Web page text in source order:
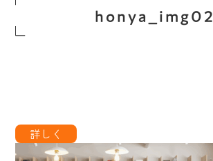
honya_img02